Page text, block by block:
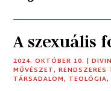
A
2024. OKTÓBER 10. |
MŰVÉSZET,
TÁRSADALOM, TEOLÓGIA,